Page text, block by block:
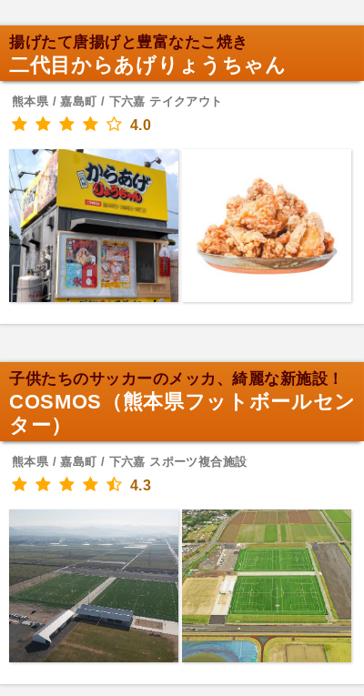
揚げたて唐揚げと豊富なたこ焼き
二代目からあげりょうちゃん
熊本県 / 嘉島町 / 下六嘉 テイクアウト
4.0
子供たちのサッカーのメッカ、綺麗な新施設！
COSMOS（熊本県フットボールセン
ター）
熊本県 / 嘉島町 / 下六嘉 スポーツ複合施設
4.3